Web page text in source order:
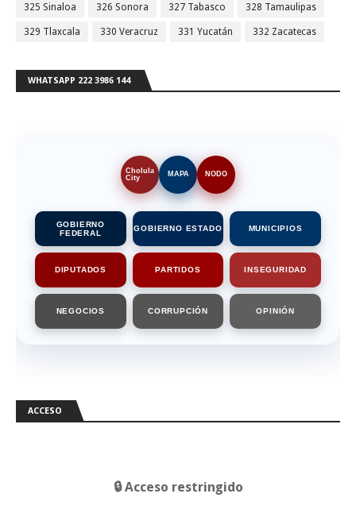
325 Sinaloa 326 Sonora 327 Tabasco 328 Tamaulipas
329 Tlaxcala 330 Veracruz 331 Yucatán 332 Zacatecas
WHATSAPP 222 3986 144
Cholula
City
MAPA NODO
GOBIERNO
FEDERAL
GOBIERNO ESTADO MUNICIPIOS
DIPUTADOS PARTIDOS INSEGURIDAD
NEGOCIOS CORRUPCIÓN OPINIÓN
ACCESO
🔒 Acceso restringido